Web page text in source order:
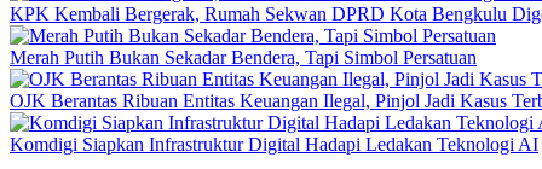
KPK Kembali Bergerak, Rumah Sekwan DPRD Kota Bengkulu
Merah Putih Bukan Sekadar Bendera, Tapi Simbol Persatuan
OJK Berantas Ribuan Entitas Keuangan Ilegal, Pinjol Jadi Kasus
Komdigi Siapkan Infrastruktur Digital Hadapi Ledakan Teknologi AI